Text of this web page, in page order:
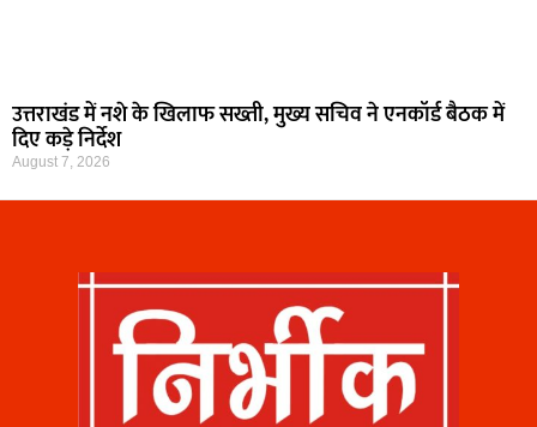
उत्तराखंड में नशे के खिलाफ सख्ती, मुख्य सचिव ने एनकॉर्ड बैठक में
दिए कड़े निर्देश
August 7, 2026